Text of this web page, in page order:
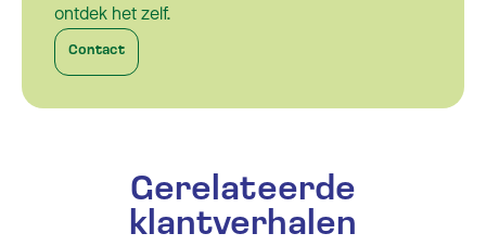
ontdek het zelf.
Contact
Gerelateerde
klantverhalen